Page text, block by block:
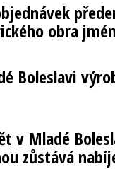
obra
Boleslavi
v Mladé
zůstává